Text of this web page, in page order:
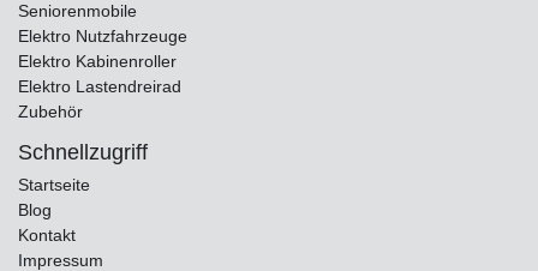
Seniorenmobile
Elektro Nutzfahrzeuge
Elektro Kabinenroller
Elektro Lastendreirad
Zubehör
Schnellzugriff
Startseite
Blog
Kontakt
Impressum